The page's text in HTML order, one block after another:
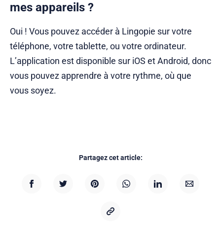
mes appareils ?
Oui ! Vous pouvez accéder à Lingopie sur votre
téléphone, votre tablette, ou votre ordinateur.
L’application est disponible sur iOS et Android, donc
vous pouvez apprendre à votre rythme, où que
vous soyez.
Partagez cet article: